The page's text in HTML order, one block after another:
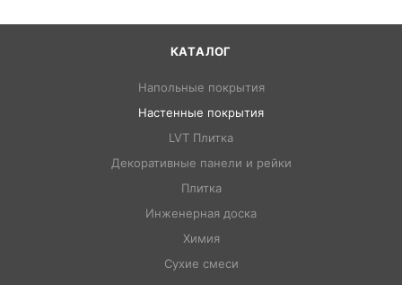
КАТАЛОГ
Напольные покрытия
Настенные покрытия
LVT Плитка
Декоративные панели и рейки
Плитка
Инженерная доска
Химия
Сухие смеси